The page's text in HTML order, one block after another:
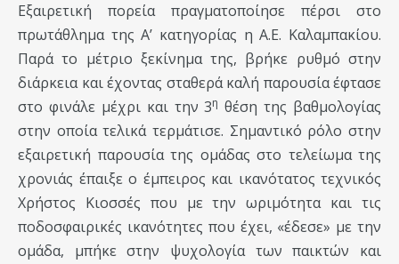
Εξαιρετική πορεία πραγματοποίησε πέρσι στο
πρωτάθλημα της Α’ κατηγορίας η Α.Ε. Καλαμπακίου.
Παρά το μέτριο ξεκίνημα της, βρήκε ρυθμό στην
διάρκεια και έχοντας σταθερά καλή παρουσία έφτασε
στο φινάλε μέχρι και την 3η θέση της βαθμολογίας
στην οποία τελικά τερμάτισε. Σημαντικό ρόλο στην
εξαιρετική παρουσία της ομάδας στο τελείωμα της
χρονιάς έπαιξε ο έμπειρος και ικανότατος τεχνικός
Χρήστος Κιοσσές που με την ωριμότητα και τις
ποδοσφαιρικές ικανότητες που έχει, «έδεσε» με την
ομάδα, μπήκε στην ψυχολογία των παικτών και